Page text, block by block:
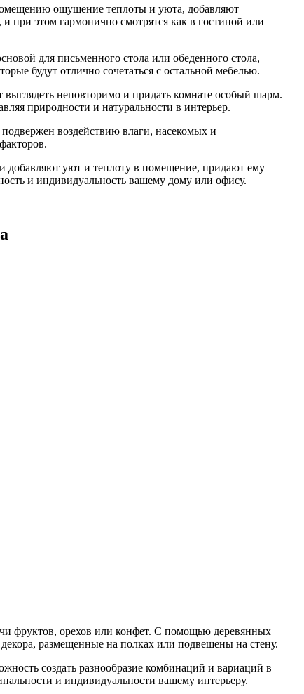
ощущение теплоты и уюта, добавляют
при этом гармонично смотрятся как в гостиной или
для письменного стола или обеденного стола,
будут отлично сочетаться с остальной мебелью.
выглядеть неповторимо и придать комнате особый шарм.
природности и натуральности в интерьер.
воздействию влаги, насекомых и
добавляют уют и теплоту в помещение, придают ему
и индивидуальность вашему дому или офису.
фруктов, орехов или конфет. С помощью деревянных
размещенные на полках или подвешены на стену.
создать разнообразие комбинаций и вариаций в
и индивидуальности вашему интерьеру.